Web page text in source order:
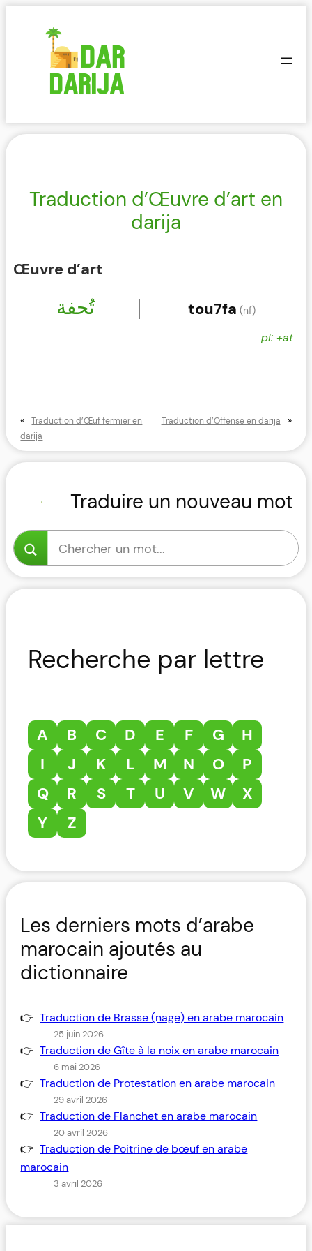
Traduction d’Œuvre d’art en
darija
Œuvre d’art
تُحفة tou7fa (nf)
pl: +at
«
Traduction d’Œuf fermier en
darija
Traduction d’Offense en darija »
Traduire un nouveau mot
Recherche par lettre
A B C D E F G
H
I
J K L M N O
P
Q
R S T U V W
X
Y
Z
Les derniers mots d’arabe
marocain ajoutés au
dictionnaire
Traduction de Brasse (nage) en arabe marocain
25 juin 2026
Traduction de Gîte à la noix en arabe marocain
6 mai 2026
Traduction de Protestation en arabe marocain
29 avril 2026
Traduction de Flanchet en arabe marocain
20 avril 2026
Traduction de Poitrine de bœuf en arabe
marocain
3 avril 2026